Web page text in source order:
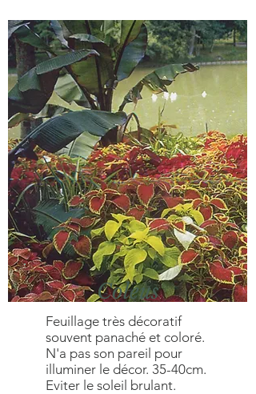
Coleus
Feuillage très décoratif
souvent panaché et coloré.
N'a pas son pareil pour
illuminer le décor. 35-40cm.
Eviter le soleil brulant.